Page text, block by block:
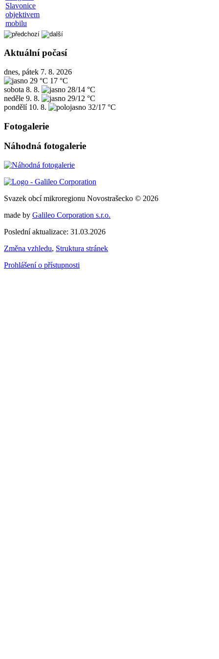
Slavonice
objektivem
mobilu
Aktuální počasí
dnes, pátek 7. 8. 2026
29 °C 17 °C
sobota 8. 8.
28/14 °C
neděle 9. 8.
29/12 °C
pondělí 10. 8. 32/17 °C
Fotogalerie
Náhodná fotogalerie
Svazek obcí mikroregionu Novostrašecko © 2026
made by Galileo Corporation s.r.o.
Poslední aktualizace: 31.03.2026
Změna vzhledu, Struktura stránek
Prohlášení o přístupnosti